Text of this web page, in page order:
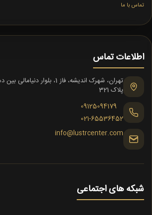
تماس با ما
اطلاعات تماس
تهران، شهرک اندیشه، فاز 1، بلوار
پلاک 321
09125094179
021-65536452
info@lustrcenter.com
شبکه های اجتماعی